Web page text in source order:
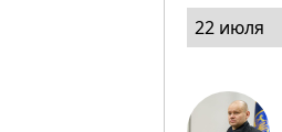
22 июля